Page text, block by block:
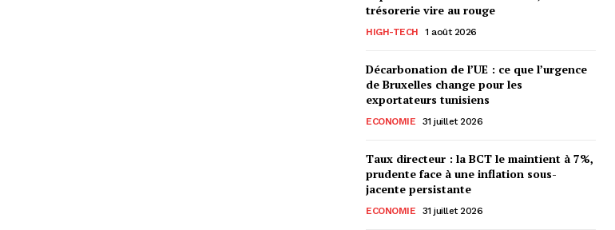
trésorerie vire au rouge
HIGH-TECH 1 août 2026
Décarbonation de l’UE : ce que l’urgence
de Bruxelles change pour les
exportateurs tunisiens
ECONOMIE 31 juillet 2026
Taux directeur : la BCT le maintient à 7%,
prudente face à une inflation sous-
jacente persistante
ECONOMIE 31 juillet 2026